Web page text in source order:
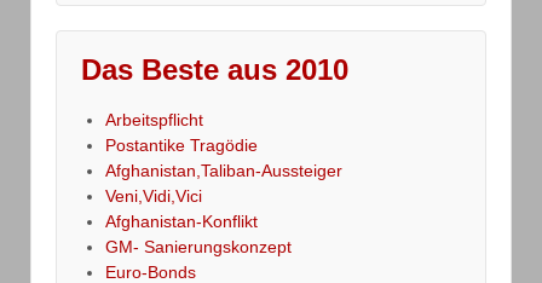
Das Beste aus 2010
Arbeitspflicht
Postantike Tragödie
Afghanistan,Taliban-Aussteiger
Veni,Vidi,Vici
Afghanistan-Konflikt
GM- Sanierungskonzept
Euro-Bonds